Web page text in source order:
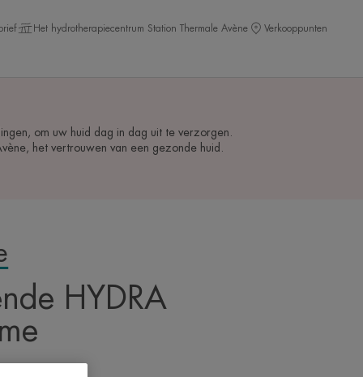
Het hydrotherapiecentrum Station Thermale Avène Verkooppunten
om uw huid dag in dag uit te verzorgen.
het vertrouwen van een gezonde huid.
HYDRA